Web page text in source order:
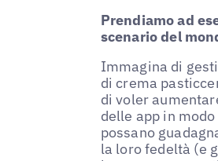
Prendiamo ad
scenario del
Immagina di
di crema
di voler
delle app in
possano
la loro fedeltà (e